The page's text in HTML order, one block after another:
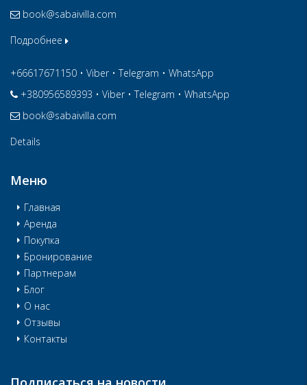
book@sabaivilla.com
Подробнее
+66617671150 • Viber •Telegram • WhatsApp
+380956589393 • Viber •Telegram • WhatsApp
book@sabaivilla.com
Details
Меню
Главная
Аренда
Покупка
Бронирование
Партнерам
Блог
О нас
Отзывы
Контакты